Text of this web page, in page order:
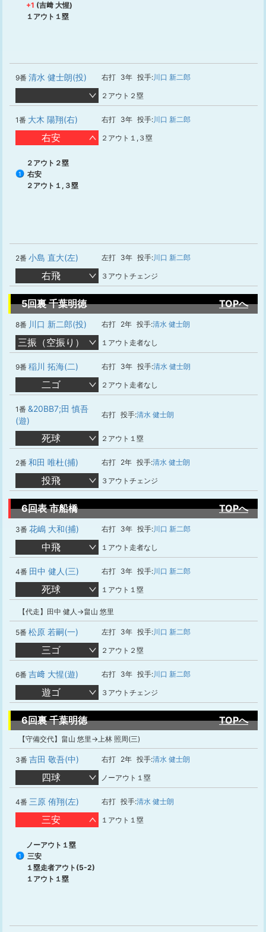
+1 (吉﨑 大惺)
１アウト１塁
9番 清水 健士朗(投) 右打 3年 投手:川口 新二郎
２アウト２塁
1番 大木 陽翔(右) 右打 3年 投手:川口 新二郎
右安 ２アウト１,３塁
２アウト２塁
1
右安
２アウト１,３塁
2番 小島 直大(左) 左打 3年 投手:川口 新二郎
右飛 ３アウトチェンジ
5回裏 千葉明徳 TOPへ
8番 川口 新二郎(投) 右打 2年 投手:清水 健士朗
三振（空振り） １アウト走者なし
9番 稲川 拓海(二) 右打 3年 投手:清水 健士朗
二ゴ ２アウト走者なし
1番 &20BB7;田 慎吾
(遊)
右打 投手:清水 健士朗
死球 ２アウト１塁
2番 和田 唯杜(捕) 右打 2年 投手:清水 健士朗
投飛 ３アウトチェンジ
6回表 市船橋 TOPへ
3番 花嶋 大和(捕) 右打 3年 投手:川口 新二郎
中飛 １アウト走者なし
4番 田中 健人(三) 右打 3年 投手:川口 新二郎
死球 １アウト１塁
【代走】田中 健人→畠山 悠里
5番 松原 若嗣(一) 左打 3年 投手:川口 新二郎
三ゴ ２アウト２塁
6番 吉﨑 大惺(遊) 右打 3年 投手:川口 新二郎
遊ゴ ３アウトチェンジ
6回裏 千葉明徳 TOPへ
【守備交代】畠山 悠里→上林 照周(三)
3番 吉田 敬吾(中) 右打 2年 投手:清水 健士朗
四球 ノーアウト１塁
4番 三原 侑翔(左) 右打 投手:清水 健士朗
三安 １アウト１塁
ノーアウト１塁
1
三安
１塁走者アウト(5-2)
１アウト１塁